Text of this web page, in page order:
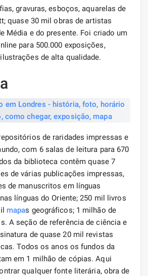
gravuras, esboços, aquarelas de
quase 30 mil obras de artistas
Média e do presente. Foi criado um
para 500.000 exposições,
de alta qualidade.
de raridades impressas e
com 6 salas de leitura para 670
da biblioteca contêm quase 7
de várias publicações impressas,
de manuscritos em línguas
línguas do Oriente; 250 mil livros
mapas geográficos; 1 milhão de
A seção de referência de ciência e
de quase 20 mil revistas
Todos os anos os fundos da
em 1 milhão de cópias. Aqui
qualquer fonte literária, obra de